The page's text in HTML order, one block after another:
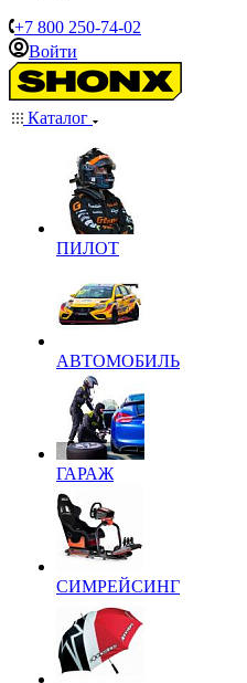
+7 800 250-74-02
Войти
Каталог
ПИЛОТ
АВТОМОБИЛЬ
ГАРАЖ
СИМРЕЙСИНГ